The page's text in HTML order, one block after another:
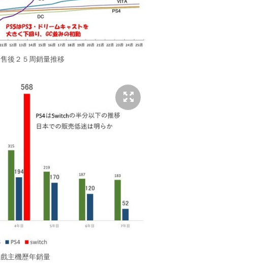
後２５周銷量推移
主機歷年銷量